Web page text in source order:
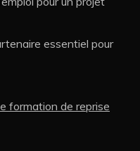
essentiel pour
formation de reprise